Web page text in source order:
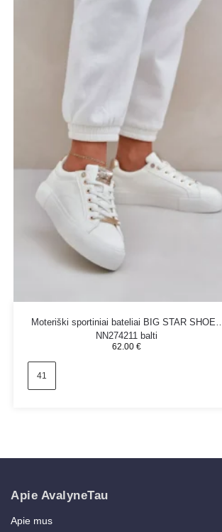
Moteriški sportiniai bateliai BIG STAR SHOES
NN274211 balti
62.00€
41
Apie AvalyneTau
Apie mus